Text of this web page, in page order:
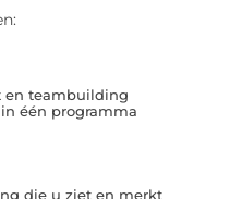
en teambuilding
één programma
die u ziet en merkt